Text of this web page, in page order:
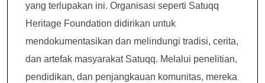
yang terlupakan ini. Organisasi seperti Satuqq
Heritage Foundation didirikan untuk
mendokumentasikan dan melindungi tradisi, cerita,
dan artefak masyarakat Satuqq. Melalui penelitian,
pendidikan, dan penjangkauan komunitas, mereka